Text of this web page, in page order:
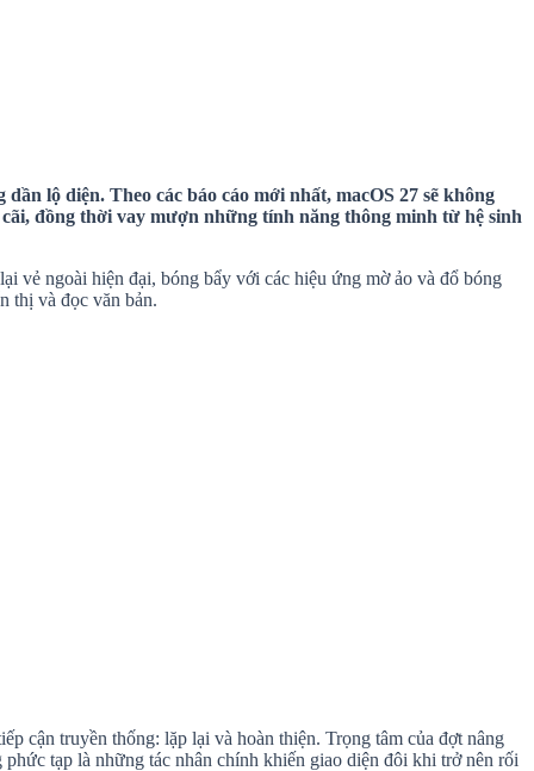
lộ diện. Theo các báo cáo mới nhất, macOS 27 sẽ không
đồng thời vay mượn những tính năng thông minh từ hệ sinh
vẻ ngoài hiện đại, bóng bẩy với các hiệu ứng mờ ảo và đổ bóng
thị và đọc văn bản.
cận truyền thống: lặp lại và hoàn thiện. Trọng tâm của đợt nâng
tạp là những tác nhân chính khiến giao diện đôi khi trở nên rối